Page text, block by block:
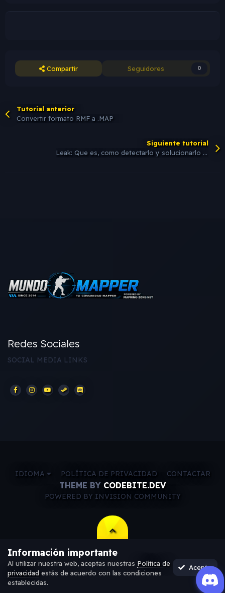
Compartir Seguidores 0
Tutorial anterior
Convertir formato RMF a .MAP
Siguiente tutorial
Leak: Que es, como detectarlo y solucionarlo facilmente
Redes Sociales
SOCIAL MEDIA LINKS
IDIOMA POLÍTICA DE PRIVACIDAD CONTACTAR
THEME BY CODEBITE.DEV
POWERED BY INVISION COMMUNITY
Información importante
Al utilizar nuestra web, aceptas nuestras Política de
privacidad estás de acuerdo con las condiciones
establecidas.
Acepto